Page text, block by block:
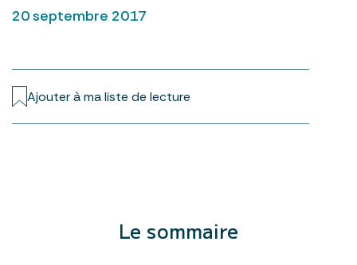
20 septembre 2017
Ajouter à ma liste de lecture
Le sommaire